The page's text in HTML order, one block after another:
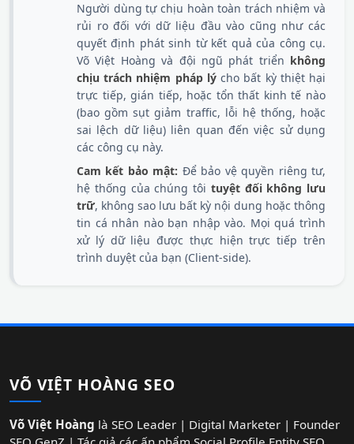
Người dùng tự chịu hoàn toàn trách nhiệm và
rủi ro đối với dữ liệu đầu vào cũng như các
quyết định phát sinh từ kết quả của công cụ.
Võ Việt Hoàng và đội ngũ phát triển không
chịu trách nhiệm pháp lýcho bất kỳ thiệt hại
trực tiếp, gián tiếp, hoặc tổn thất kinh tế nào
(bao gồm sụt giảm traffic, lỗi hệ thống, hoặc
sai lệch dữ liệu) liên quan đến việc sử dụng
các công cụ này.
Cam kết bảo mật: Để bảo vệ quyền riêng tư,
hệ thống của chúng tôi tuyệt đối không lưu
trữ, không sao lưu bất kỳ nội dung hoặc thông
tin cá nhân nào bạn nhập vào. Mọi quá trình
xử lý dữ liệu được thực hiện trực tiếp trên
trình duyệt của bạn (Client-side).
VÕ VIỆT HOÀNG SEO
Võ Việt Hoàng là SEO Leader | Digital Marketer | Founder